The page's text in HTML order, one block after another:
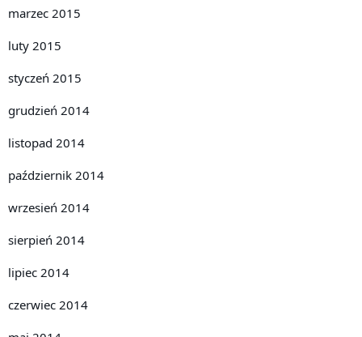
marzec 2015
luty 2015
styczeń 2015
grudzień 2014
listopad 2014
październik 2014
wrzesień 2014
sierpień 2014
lipiec 2014
czerwiec 2014